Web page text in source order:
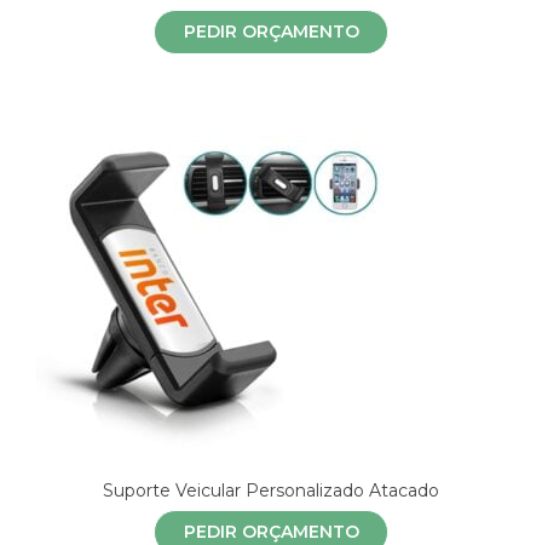
PEDIR ORÇAMENTO
Suporte Veicular Personalizado Atacado
PEDIR ORÇAMENTO